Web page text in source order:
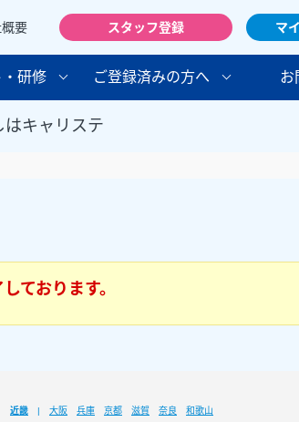
要 スタッフ登録 マ
研修 ご登録済みの方へ お
キャリステ
ております。
近畿 大阪 兵庫 京都 滋賀 奈良
和歌山